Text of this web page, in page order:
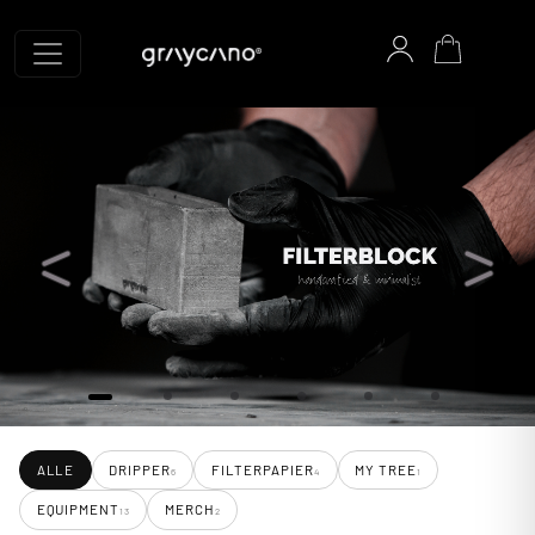
Graycano Startseite
ALLE DRIPPER6 FILTERPAPIER4 MY TREE1
EQUIPMENT 13 MERCH 2